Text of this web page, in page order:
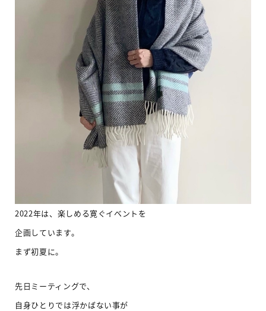
2022年は、楽しめる寛ぐイベントを
企画しています。
まず初夏に。
先日ミーティングで、
自身ひとりでは浮かばない事が